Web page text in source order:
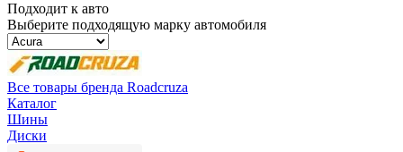
Подходит к авто
Выберите подходящую марку автомобиля
Все товары бренда Roadcruza
Каталог
Шины
Диски